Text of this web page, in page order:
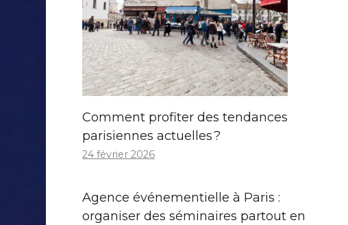
Comment profiter des tendances
parisiennes actuelles ?
24 février 2026
Agence événementielle à Paris :
organiser des séminaires partout en